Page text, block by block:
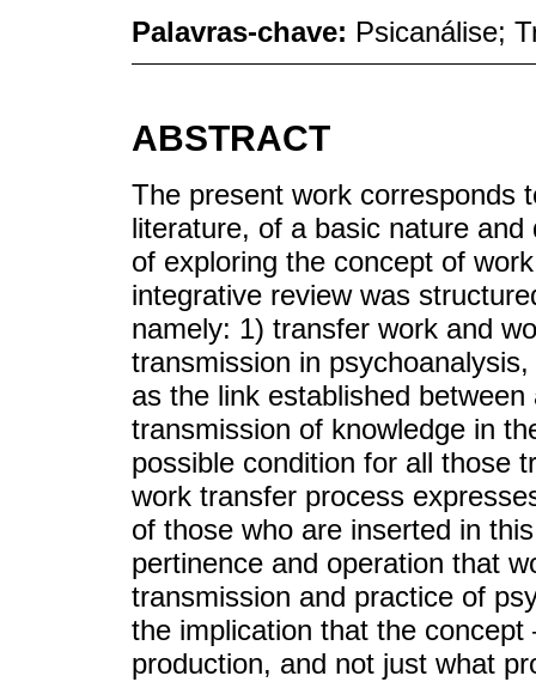
Palavras-chave: Psicanálise;
ABSTRACT
The present work corresponds
literature, of a basic nature
of exploring the concept of
integrative review was
namely: 1) transfer work and
transmission in
as the link established
transmission of knowledge in
possible condition for all those
work transfer process
of those who are inserted in
pertinence and operation that
transmission and practice of
the implication that the
production, and not just what